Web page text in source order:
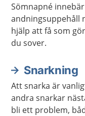
Sömnapné
andningsuppehåll
hjälp att få som
du sover.
Snarkning
Att snarka är
andra snarkar
bli ett problem,